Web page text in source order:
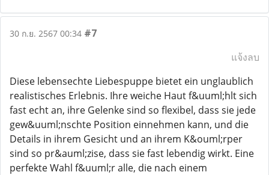
30 ก.ย. 2567 00:34 #7
แจ้งลบ
Diese lebensechte Liebespuppe bietet ein unglaublich
realistisches Erlebnis. Ihre weiche Haut f&uuml;hlt sich
fast echt an, ihre Gelenke sind so flexibel, dass sie jede
gew&uuml;nschte Position einnehmen kann, und die
Details in ihrem Gesicht und an ihrem K&ouml;rper
sind so pr&auml;zise, dass sie fast lebendig wirkt. Eine
perfekte Wahl f&uuml;r alle, die nach einem